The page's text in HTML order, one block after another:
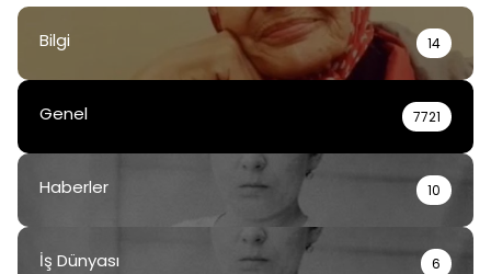
Bilgi 14
Genel 7721
Haberler 10
İş Dünyası 6